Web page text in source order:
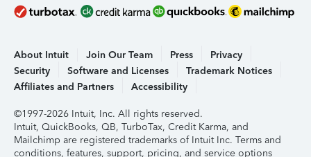
About Intuit Join Our Team Press
Privacy
Security
Software and Licenses
Trademark Notices
Affiliates and Partners
Accessibility
©1997-2026 Intuit, Inc. All rights reserved.
Intuit, QuickBooks, QB, TurboTax, Credit Karma, and
Mailchimp are registered trademarks of Intuit Inc. Terms and
conditions, features, support, pricing, and service options